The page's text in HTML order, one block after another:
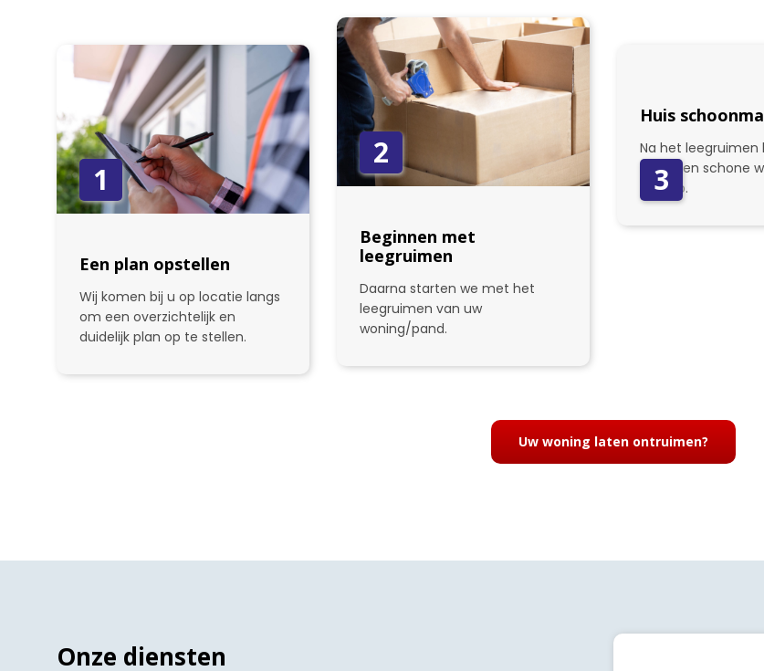
1
Een plan opstellen
Wij komen bij u op locatie langs
om een overzichtelijk en
duidelijk plan op te stellen.
2
Beginnen met
leegruimen
Daarna starten we met het
leegruimen van uw
woning/pand.
3
Huis
Na het leegruimen
weer een schone
bij u op.
Uw woning laten ontruimen?
Onze diensten